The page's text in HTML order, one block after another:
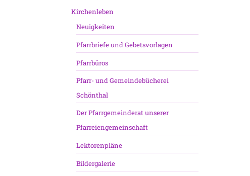
Kirchenleben
Neuigkeiten
Pfarrbriefe und Gebetsvorlagen
Pfarrbüros
Pfarr- und Gemeindebücherei
Schönthal
Der Pfarrgemeinderat unserer
Pfarreiengemeinschaft
Lektorenpläne
Bildergalerie